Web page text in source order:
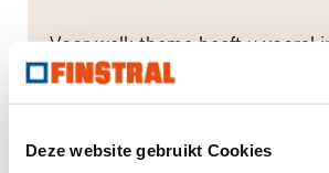
Deze website gebruikt Cookies
Voor welk thema heeft u vooral
Kozijnen
Huisdeuren